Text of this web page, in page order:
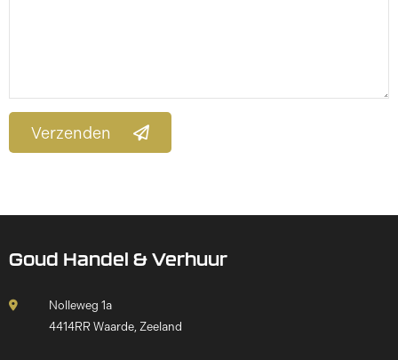
Verzenden
Goud Handel & Verhuur
Nolleweg 1a
4414RR Waarde, Zeeland